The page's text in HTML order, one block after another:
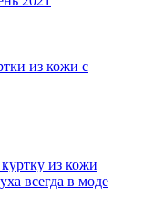
из кожи с
из кожи
всегда в моде